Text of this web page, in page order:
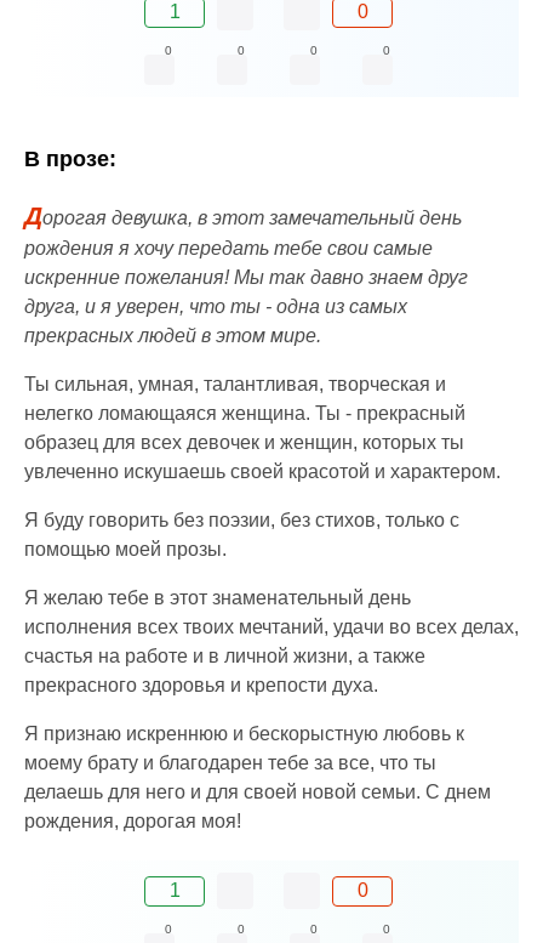
1 0
0 0 0 0
В прозе:
Дорогая девушка, в этот замечательный день
рождения я хочу передать тебе свои самые
искренние пожелания! Мы так давно знаем друг
друга, и я уверен, что ты - одна из самых
прекрасных людей в этом мире.
Ты сильная, умная, талантливая, творческая и
нелегко ломающаяся женщина. Ты - прекрасный
образец для всех девочек и женщин, которых ты
увлеченно искушаешь своей красотой и характером.
Я буду говорить без поэзии, без стихов, только с
помощью моей прозы.
Я желаю тебе в этот знаменательный день
исполнения всех твоих мечтаний, удачи во всех делах,
счастья на работе и в личной жизни, а также
прекрасного здоровья и крепости духа.
Я признаю искреннюю и бескорыстную любовь к
моему брату и благодарен тебе за все, что ты
делаешь для него и для своей новой семьи. С днем
рождения, дорогая моя!
1 0
0 0 0 0